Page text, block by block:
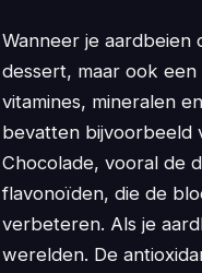
Wanneer je aardbeien
dessert, maar ook
vitamines, mineralen
bevatten bijvoorbeeld
Chocolade, vooral de
flavonoïden, die de
verbeteren. Als je
werelden. De